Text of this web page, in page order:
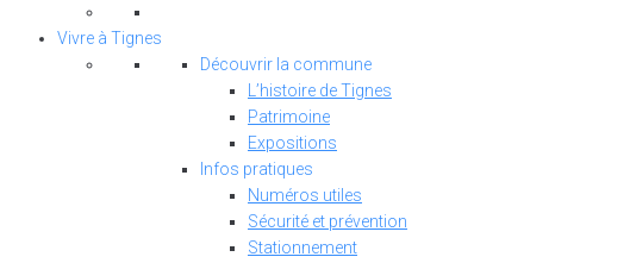
Vivre à Tignes
Découvrir la commune
L’histoire de Tignes
Patrimoine
Expositions
Infos pratiques
Numéros utiles
Sécurité et prévention
Stationnement